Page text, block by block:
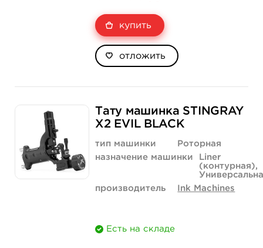
купить
отложить
Тату машинка STINGRAY
X2 EVIL BLACK
тип машинки
Роторная
назначение машинки
Liner
(контурная),
производитель
Ink Machines
Есть на складе